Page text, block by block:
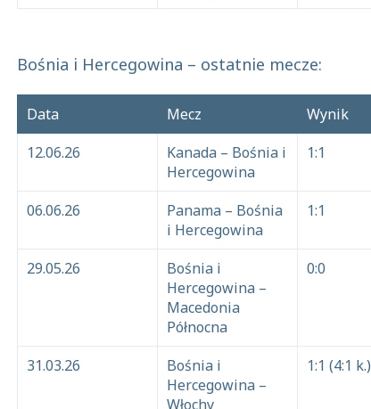
Bośnia i Hercegowina – ostatnie mecze:
Data Mecz Wynik
12.06.26
Kanada – Bośnia i
Hercegowina
1:1
06.06.26
Panama – Bośnia
i Hercegowina
1:1
29.05.26
Bośnia i
Hercegowina –
Macedonia
Północna
0:0
31.03.26
Bośnia i
Hercegowina –
Włochy
1:1 (4:1 k.)